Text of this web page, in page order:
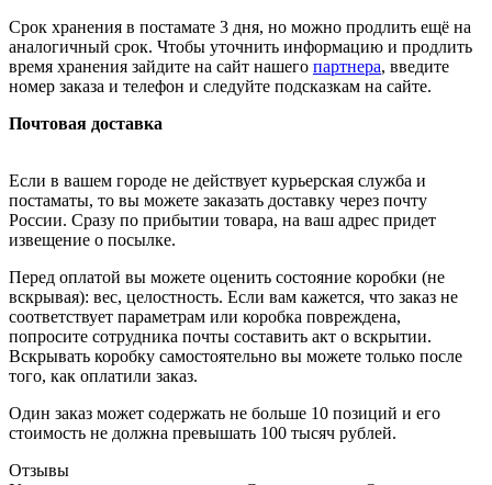
Срок хранения в постамате 3 дня, но можно продлить ещё на
аналогичный срок. Чтобы уточнить информацию и продлить
время хранения зайдите на сайт нашего партнера, введите
номер заказа и телефон и следуйте подсказкам на сайте.
Почтовая доставка
Если в вашем городе не действует курьерская служба и
постаматы, то вы можете заказать доставку через почту
России. Сразу по прибытии товара, на ваш адрес придет
извещение о посылке.
Перед оплатой вы можете оценить состояние коробки (не
вскрывая): вес, целостность. Если вам кажется, что заказ не
соответствует параметрам или коробка повреждена,
попросите сотрудника почты составить акт о вскрытии.
Вскрывать коробку самостоятельно вы можете только после
того, как оплатили заказ.
Один заказ может содержать не больше 10 позиций и его
стоимость не должна превышать 100 тысяч рублей.
Отзывы